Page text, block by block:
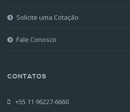
Solicite uma Cotação
Fale Conosco
CONTATOS
+55 11 96227-6660